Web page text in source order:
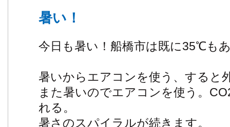
暑い！
今日も暑い！船橋市は既に35℃も
暑いからエアコンを使う、すると
また暑いのでエアコンを使う。
れる。
暑さのスパイラルが続きます。